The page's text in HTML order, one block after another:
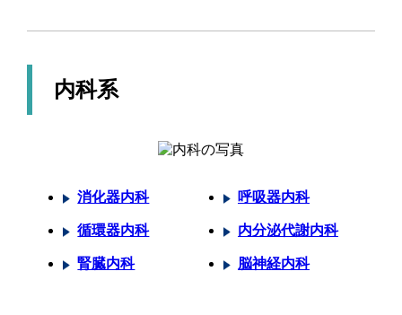
内科系
消化器内科 呼吸器内科
循環器内科 内分泌代謝内科
腎臓内科 脳神経内科